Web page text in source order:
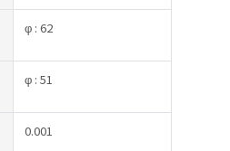
φ : 62
φ : 51
0.001